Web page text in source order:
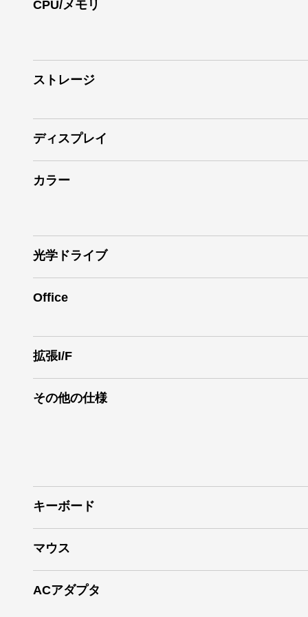
CPU/メモリ
ストレージ
ディスプレイ
カラー
光学ドライブ
Office
拡張I/F
その他の仕様
キーボード
マウス
ACアダプタ